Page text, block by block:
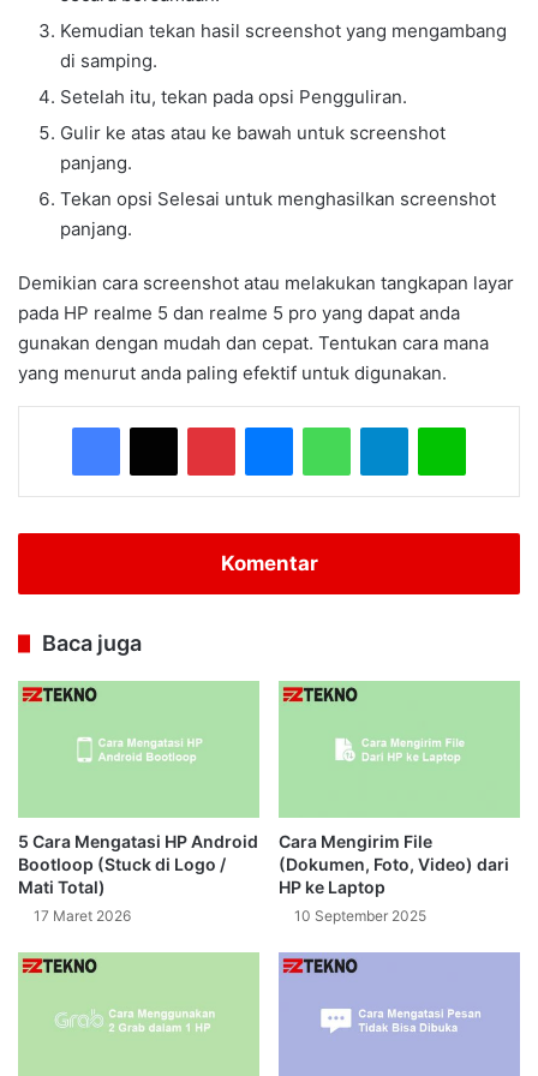
Kemudian tekan hasil screenshot yang mengambang
di samping.
Setelah itu, tekan pada opsi Pengguliran.
Gulir ke atas atau ke bawah untuk screenshot
panjang.
Tekan opsi Selesai untuk menghasilkan screenshot
panjang.
Demikian cara screenshot atau melakukan tangkapan layar
pada HP realme 5 dan realme 5 pro yang dapat anda
gunakan dengan mudah dan cepat. Tentukan cara mana
yang menurut anda paling efektif untuk digunakan.
Facebook
X PinterestMessengerWhatsAppTelegramLine
Komentar
Baca juga
5 Cara Mengatasi HP Android
Bootloop (Stuck di Logo /
Mati Total)
17 Maret 2026
Cara Mengirim File
(Dokumen, Foto, Video) dari
HP ke Laptop
10 September 2025